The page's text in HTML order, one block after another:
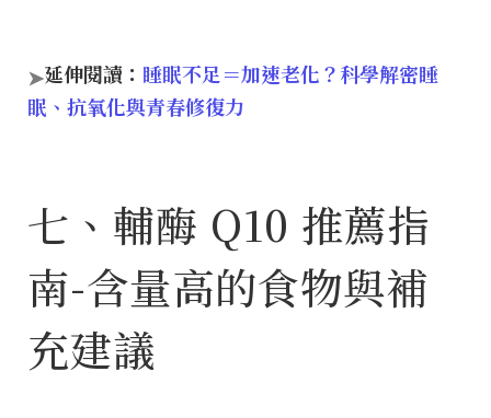
➤延伸閱讀： 睡眠不足＝加速老化？科學解密睡
眠、抗氧化與青春修復力
七、輔酶 Q10 推薦指
南-含量高的食物與補
充建議